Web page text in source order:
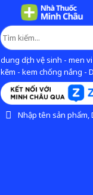
dung dịch vệ sinh - men
kẽm - kem chống nắng -
Nhập tên sản phẩm,